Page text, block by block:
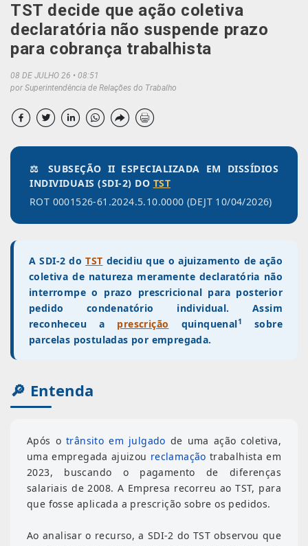
TST decide que ação coletiva
declaratória não suspende prazo
para cobrança trabalhista
08 DE JULHO 26
08:51
por Superintendência de Relações do Trabalho
⚖️ SUBSEÇÃO II ESPECIALIZADA EM DISSÍDIOS
INDIVIDUAIS (SDI-2) DO TST
ROT 0001526-61.2024.5.10.0000 (DEJT 10/04/2026)
A SDI-2 doTST decidiu que o ajuizamento de ação
coletiva de natureza meramente declaratória não
interrompe o prazo prescricional para posterior
pedido condenatório individual. Assim
reconheceu a prescrição quinquenal​1
sobre
parcelas postuladas por empregada.
🔎 Entenda
Após o trânsito em julgado de uma ação coletiva,
uma empregada ajuizou reclamação trabalhista em
2023, buscando o pagamento de diferenças
salariais de 2008. A Empresa recorreu ao TST, para
que fosse aplicada a prescrição sobre os pedidos.
Ao analisar o recurso, a SDI-2 do TST observou que